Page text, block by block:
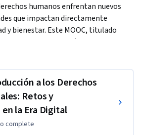
humanos enfrentan nuevos
que impactan directamente
y bienestar. Este MOOC, titulado
era digital: protección e incidencia",
por los conceptos
los vínculos con la salud digital y
para su defensa.
interactivas, estudios de caso y
curso busca fortalecer la
capacidades de acción de personas y
a los Derechos
Retos y
la Era Digital
complete